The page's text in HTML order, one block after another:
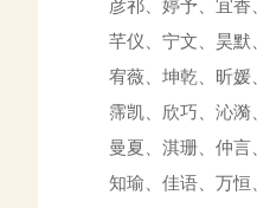
彦祁、婷予、宜香
芊仪、宁文、昊默
宥薇、坤乾、昕媛
霈凯、欣巧、沁漪
曼夏、淇珊、仲言
知瑜、佳语、万恒